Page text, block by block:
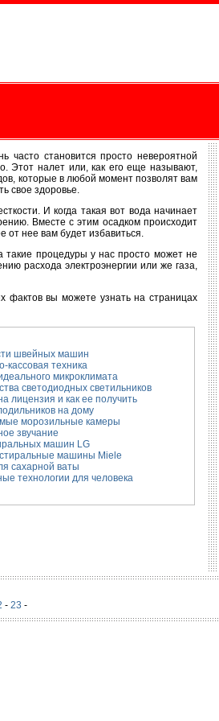
часто становится просто невероятной
Этот налет или, как его еще называют,
которые в любой момент позволят вам
свое здоровье.
И когда такая вот вода начинает
Вместе с этим осадком происходит
от нее вам будет избавиться.
такие процедуры у нас просто может не
расхода электроэнергии или же газа,
фактов вы можете узнать на страницах
швейных машин
кассовая техника
микроклимата
светодиодных светильников
лицензия и как ее получить
на дому
морозильные камеры
звучание
машин LG
машины Miele
сахарной ваты
технологии для человека
- 23 -